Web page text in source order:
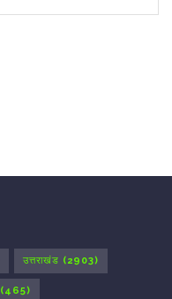
उत्तराखंड (2903)
(465)